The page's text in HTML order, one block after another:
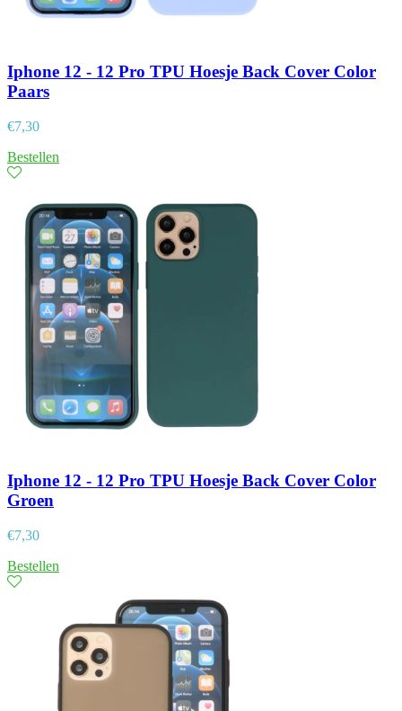
Iphone 12 - 12 Pro TPU Hoesje Back Cover Color
Paars
€7,30
Bestellen
Iphone 12 - 12 Pro TPU Hoesje Back Cover Color
Groen
€7,30
Bestellen